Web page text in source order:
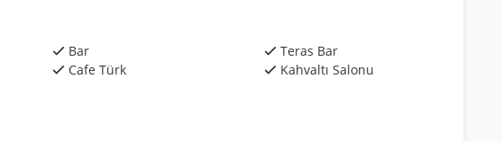
Bar
Teras Bar
Cafe Türk
Kahvaltı Salonu